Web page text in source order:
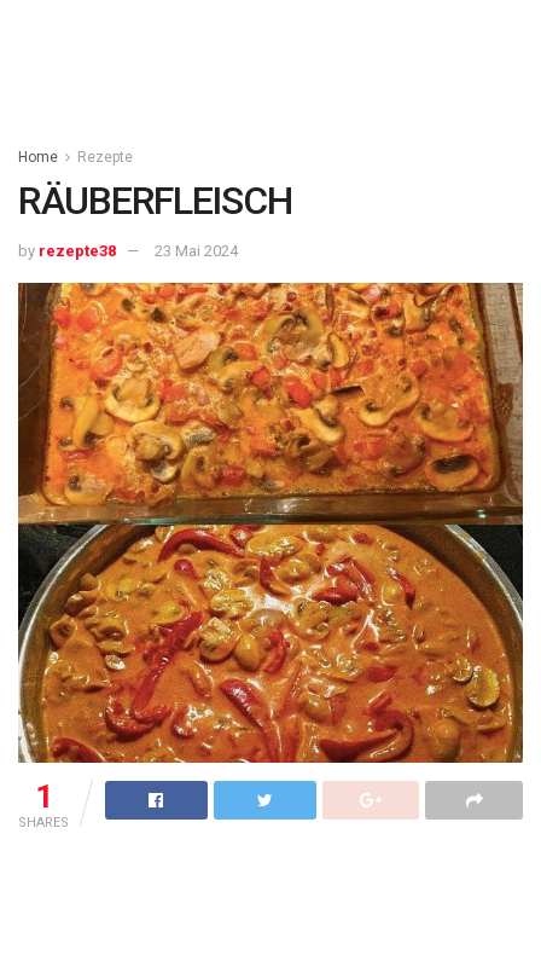
Home Rezepte
RÄUBERFLEISCH
by rezepte38 23 Mai 2024
1
SHARES